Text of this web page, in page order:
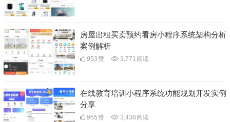
房屋出租买卖预约看房小程序系统架构分析
案例解析
953赞 3,771 阅读
在线教育培训小程序系统功能规划开发实例
分享
955赞 3,438 阅读